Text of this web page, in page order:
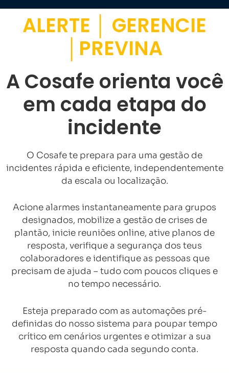
ALERTE │ GERENCIE
│PREVINA
A Cosafe orienta você
em cada etapa do
incidente
O Cosafe te prepara para uma gestão de
incidentes rápida e eficiente, independentemente
da escala ou localização.
Acione alarmes instantaneamente para grupos
designados, mobilize a gestão de crises de
plantão, inicie reuniões online, ative planos de
resposta, verifique a segurança dos teus
colaboradores e identifique as pessoas que
precisam de ajuda – tudo com poucos cliques e
no tempo necessário.
Esteja preparado com as automações pré-
definidas do nosso sistema para poupar tempo
crítico em cenários urgentes e otimizar a sua
resposta quando cada segundo conta.